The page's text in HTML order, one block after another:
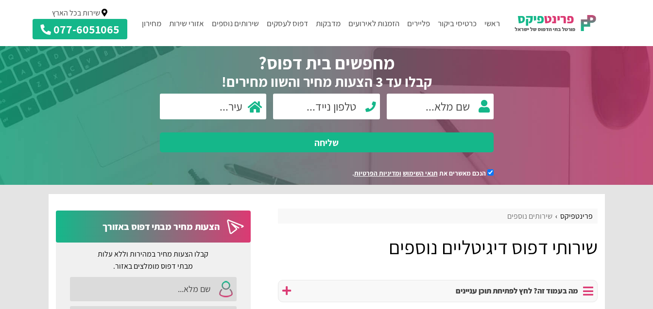
ראשי כרטיסי ביקור פליירים הזמנות לאירועים מדבקות דפוס לעסקים שירותים נוספים אזורי שירות מחירון
שירות בכל הארץ
077-6051065
מחפשים בית דפוס?
קבלו עד 3 הצעות מחיר והשוו מחירים!
שליחה
הנכם מאשרים את תנאי השימוש ומדיניות הפרטיות.
פרינטפיקס שירותים נוספים
שירותי דפוס דיגיטליים נוספים
מה בעמוד זה? לחץ לפתיחת תוכן עניינים
הצעות מחיר מבתי דפוס באזורך
קבלו הצעות מחיר במהירות וללא עלות
מבתי דפוס מומלצים באזור.